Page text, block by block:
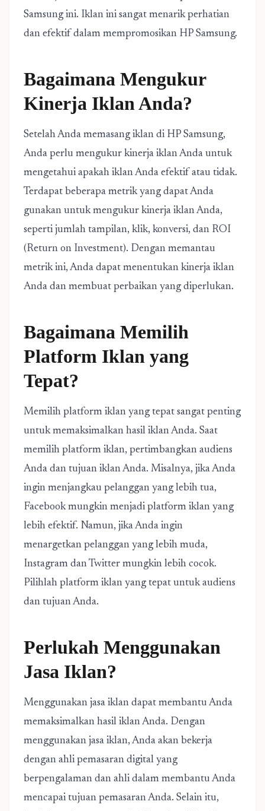
Samsung ini. Iklan ini sangat menarik perhatian
dan efektif dalam mempromosikan HP Samsung.
Bagaimana Mengukur
Kinerja Iklan Anda?
Setelah Anda memasang iklan di HP Samsung,
Anda perlu mengukur kinerja iklan Anda untuk
mengetahui apakah iklan Anda efektif atau tidak.
Terdapat beberapa metrik yang dapat Anda
gunakan untuk mengukur kinerja iklan Anda,
seperti jumlah tampilan, klik, konversi, dan ROI
(Return on Investment). Dengan memantau
metrik ini, Anda dapat menentukan kinerja iklan
Anda dan membuat perbaikan yang diperlukan.
Bagaimana Memilih
Platform Iklan yang
Tepat?
Memilih platform iklan yang tepat sangat penting
untuk memaksimalkan hasil iklan Anda. Saat
memilih platform iklan, pertimbangkan audiens
Anda dan tujuan iklan Anda. Misalnya, jika Anda
ingin menjangkau pelanggan yang lebih tua,
Facebook mungkin menjadi platform iklan yang
lebih efektif. Namun, jika Anda ingin
menargetkan pelanggan yang lebih muda,
Instagram dan Twitter mungkin lebih cocok.
Pilihlah platform iklan yang tepat untuk audiens
dan tujuan Anda.
Perlukah Menggunakan
Jasa Iklan?
Menggunakan jasa iklan dapat membantu Anda
memaksimalkan hasil iklan Anda. Dengan
menggunakan jasa iklan, Anda akan bekerja
dengan ahli pemasaran digital yang
berpengalaman dan ahli dalam membantu Anda
mencapai tujuan pemasaran Anda. Selain itu,